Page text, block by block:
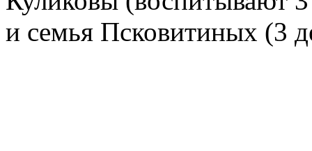
и семья Псковитиных (3